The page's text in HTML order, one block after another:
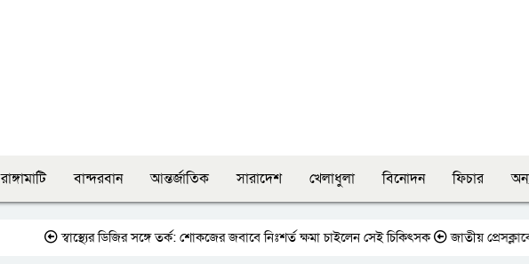
রাঙ্গামাটি বান্দরবান আন্তর্জাতিক সারাদেশ খেলাধুলা বিনোদন ফিচার
স্বাস্থ্যের ডিজির সঙ্গে তর্ক: শোকজের জবাবে নিঃশর্ত ক্ষমা চাইলেন সেই চিকিৎসক জাতীয় প্রেসক্লাবের